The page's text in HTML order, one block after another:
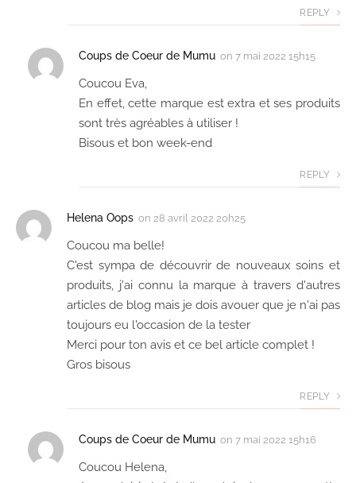
REPLY
Coups de Coeur de Mumu on 7 mai 2022 15h15
Coucou Eva,
En effet, cette marque est extra et ses produits
sont très agréables à utiliser !
Bisous et bon week-end
REPLY
Helena Oops on 28 avril 2022 20h25
Coucou ma belle!
C'est sympa de découvrir de nouveaux soins et
produits, j'ai connu la marque à travers d'autres
articles de blog mais je dois avouer que je n'ai pas
toujours eu l'occasion de la tester
Merci pour ton avis et ce bel article complet !
Gros bisous
REPLY
Coups de Coeur de Mumu on 7 mai 2022 15h16
Coucou Helena,